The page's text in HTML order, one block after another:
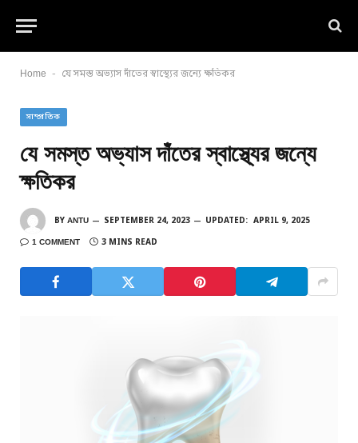
Home - যে সমস্ত অভ্যাস দাঁতের স্বাস্থ্যের জন্যে ক্ষতিকর
সাম্প্রতিক
যে সমস্ত অভ্যাস দাঁতের স্বাস্থ্যের জন্যে
ক্ষতিকর
BY ANTU SEPTEMBER 24, 2023 UPDATED: APRIL 9, 2025
1 COMMENT 3 MINS READ